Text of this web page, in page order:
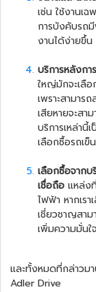
เช่น ใช้งานเ
การบังคับรถ
งานได้ง่ายขึ้น
บริการหลังกา
ใหญ่มักจะเลือ
เพราะสามาร
เสียหายจะสา
บริการเหล่า
เลือกซื้อรถเข็
เลือกซื้อจาก
เชื่อถือ แหล่ง
ไฟฟ้า หากเร
เชี่ยวชาญสาม
เพิ่มความมั่น
และทั้งหมดที่กล่าวม
Adler Drive